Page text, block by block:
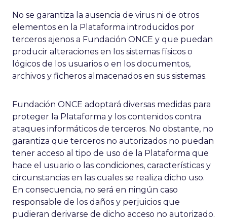
No se garantiza la ausencia de virus ni de otros
elementos en la Plataforma introducidos por
terceros ajenos a Fundación ONCE y que puedan
producir alteraciones en los sistemas físicos o
lógicos de los usuarios o en los documentos,
archivos y ficheros almacenados en sus sistemas.
Fundación ONCE adoptará diversas medidas para
proteger la Plataforma y los contenidos contra
ataques informáticos de terceros. No obstante, no
garantiza que terceros no autorizados no puedan
tener acceso al tipo de uso de la Plataforma que
hace el usuario o las condiciones, características y
circunstancias en las cuales se realiza dicho uso.
En consecuencia, no será en ningún caso
responsable de los daños y perjuicios que
pudieran derivarse de dicho acceso no autorizado.